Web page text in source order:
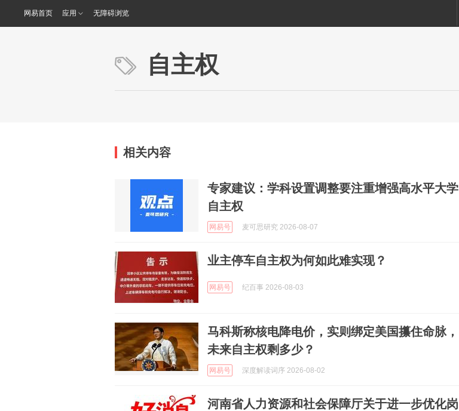
网易首页 应用 无障碍浏览
自主权
相关内容
专家建议：学科设置调整要注重增强高水平大学
自主权
网易号 麦可思研究 2026-08-07
业主停车自主权为何如此难实现？
网易号 纪百事 2026-08-03
马科斯称核电降电价，实则绑定美国攥住命脉，
未来自主权剩多少？
网易号 深度解读词序 2026-08-02
河南省人力资源和社会保障厅关于进一步优化岗